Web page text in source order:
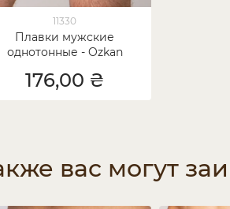
11330
Плавки мужские
однотонные - Ozkan
176,00 ₴
вас могут